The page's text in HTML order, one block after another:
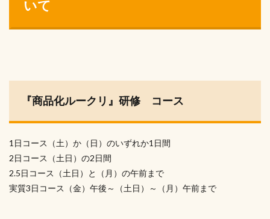
いて
『商品化ルークリ』研修 コース
1日コース（土）か（日）のいずれか1日間
2日コース（土日）の2日間
2.5日コース（土日）と（月）の午前まで
実質3日コース（金）午後～（土日）～（月）午前まで